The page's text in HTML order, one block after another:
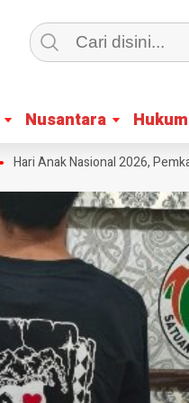
Nusantara
Nusantara
Anak Nasional 2026, Pemkab